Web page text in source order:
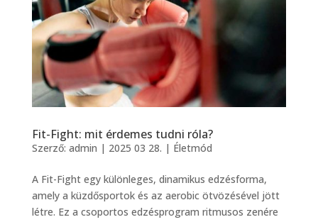
Fit-Fight: mit érdemes tudni róla?
Szerző: admin | 2025 03 28. | Életmód
A Fit-Fight egy különleges, dinamikus edzésforma,
amely a küzdősportok és az aerobic ötvözésével jött
létre. Ez a csoportos edzésprogram ritmusos zenére